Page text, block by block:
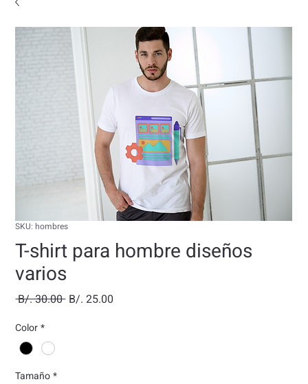
SKU: hombres
T-shirt para hombre diseños
varios
B/. 30.00 Precio
B/. 25.00
Color *
Tamaño *